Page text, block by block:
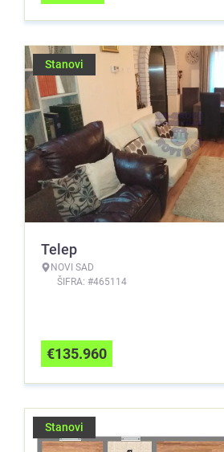
Stanovi
Telep
NOVI SAD
ŠIFRA: #465114
€135.960
Stanovi